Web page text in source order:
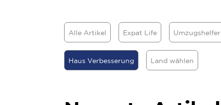
Alle Artikel Expat Life Umzugshelfer
Haus Verbesserung Land wählen